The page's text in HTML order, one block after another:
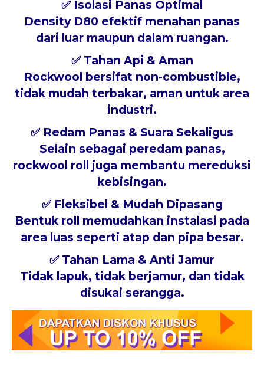
✅ Isolasi Panas Optimal
Density D80 efektif menahan panas
dari luar maupun dalam ruangan.
✅ Tahan Api & Aman
Rockwool bersifat non-combustible,
tidak mudah terbakar, aman untuk area
industri.
✅ Redam Panas & Suara Sekaligus
Selain sebagai peredam panas,
rockwool roll juga membantu mereduksi
kebisingan.
✅ Fleksibel & Mudah Dipasang
Bentuk roll memudahkan instalasi pada
area luas seperti atap dan pipa besar.
✅ Tahan Lama & Anti Jamur
Tidak lapuk, tidak berjamur, dan tidak
disukai serangga.